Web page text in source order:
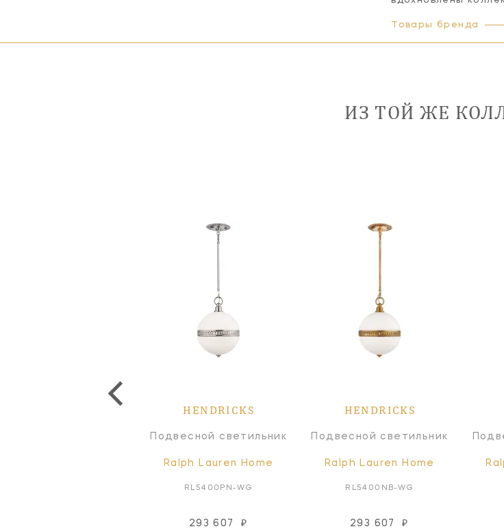
Товары бренда
ИЗ ТОЙ ЖЕ
HENDRICKS
Подвесной светильник
Ralph Lauren Home
RL5400PN-WG
293 607 ₽
HENDRICKS
Подвесной светильник
Ralph Lauren Home
RL5400NB-WG
293 607 ₽